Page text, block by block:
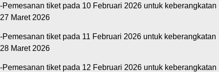
-Pemesanan tiket pada 10 Februari 2026 untuk keberangkatan
27 Maret 2026
-Pemesanan tiket pada 11 Februari 2026 untuk keberangkatan
28 Maret 2026
-Pemesanan tiket pada 12 Februari 2026 untuk keberangkatan